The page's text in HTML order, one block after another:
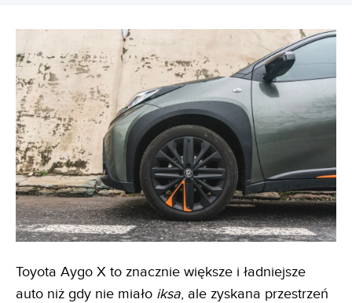
Toyota Aygo X to znacznie większe i ładniejsze
auto niż gdy nie miało iksa, ale zyskana przestrzeń